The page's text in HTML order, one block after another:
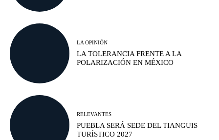
LA OPINIÓN
LA TOLERANCIA FRENTE A LA
POLARIZACIÓN EN MÉXICO
RELEVANTES
PUEBLA SERÁ SEDE DEL TIANGUIS
TURÍSTICO 2027